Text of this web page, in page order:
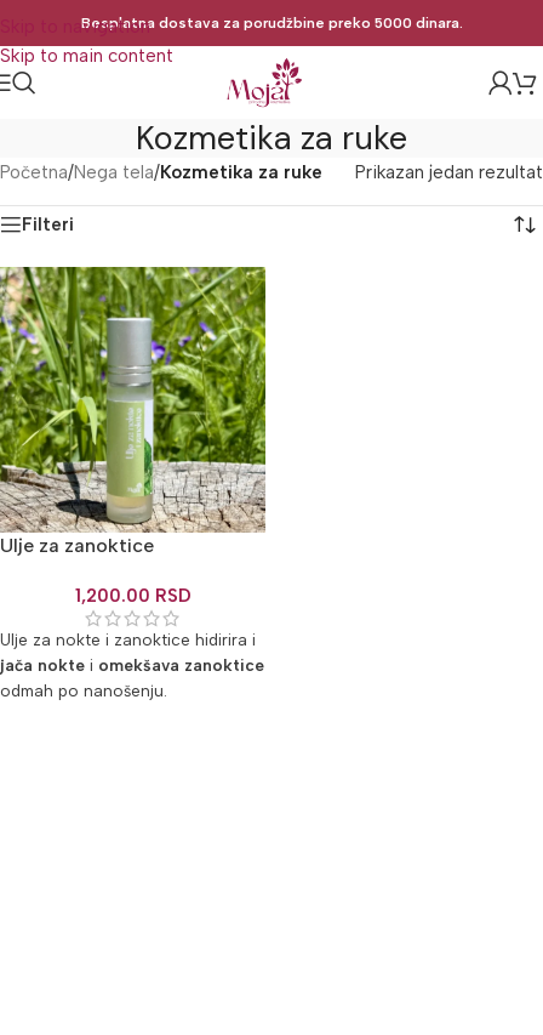
Skip to navigation
Skip to main content
Besplatna dostava za porudžbine preko 5000 dinara.
Kozmetika za ruke
Početna/Nega tela/Kozmetika za ruke Prikazan jedan rezultat
Filteri
Ulje za zanoktice
1,200.00 RSD
Ulje za nokte i zanoktice hidirira i
jača nokte i omekšava zanoktice
odmah po nanošenju.